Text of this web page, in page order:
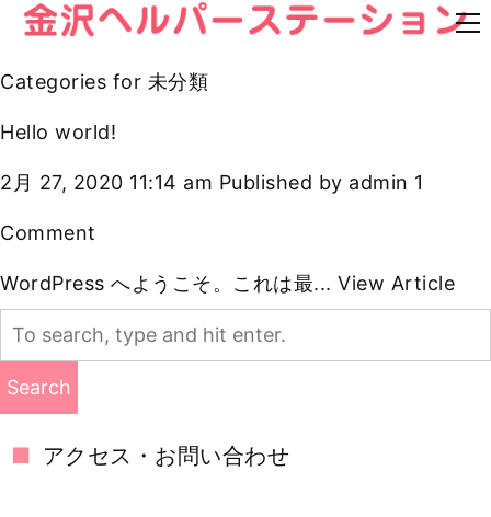
Categories for 未分類
Hello world!
2月 27, 2020 11:14 am Published by admin 1
Comment
WordPress へようこそ。これは最... View Article
Search
アクセス・お問い合わせ